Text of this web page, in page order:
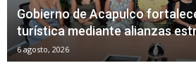
Gobierno de Acapulco
turística mediante alianzas
6 agosto, 2026